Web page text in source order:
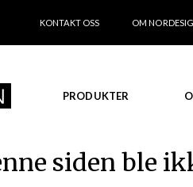
KONTAKT OSS OM
PRODUKTER
siden ble